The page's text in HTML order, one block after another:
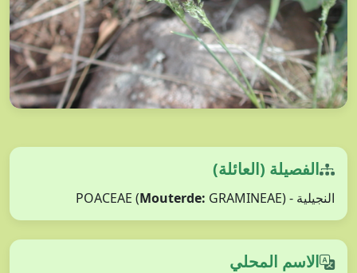
الفصيلة (العائلة)
النجيلية - POACEAE ( Mouterde: GRAMINEAE)
الاسم المحلي